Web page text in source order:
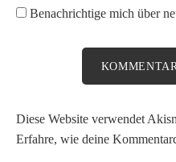
Benachrichtige mich über
Diese Website verwendet
Erfahre, wie deine